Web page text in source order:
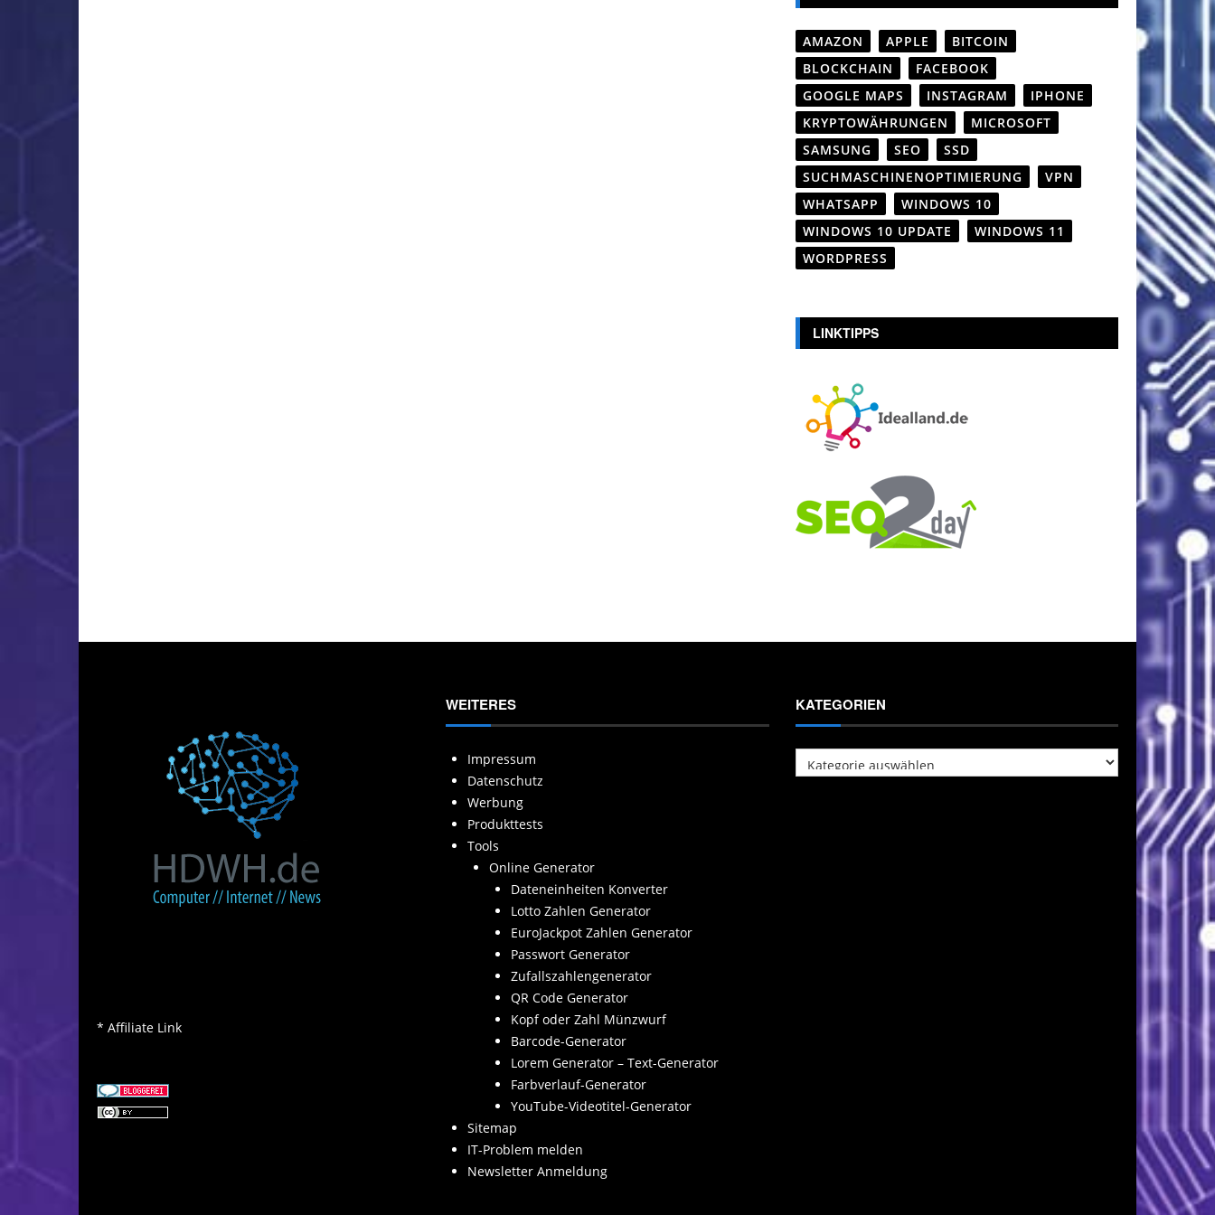
AMAZON APPLE
BITCOIN
BLOCKCHAIN
FACEBOOK
GOOGLE MAPS
INSTAGRAM
IPHONE
KRYPTOWÄHRUNGEN
MICROSOFT
SAMSUNG
SEO
SSD
SUCHMASCHINENOPTIMIERUNG
VPN
WHATSAPP
WINDOWS 10
WINDOWS 10 UPDATE
WINDOWS 11
WORDPRESS
LINKTIPPS
* Affiliate Link
WEITERES
Impressum
Datenschutz
Werbung
Produkttests
Tools
Online Generator
Dateneinheiten Konverter
Lotto Zahlen Generator
EuroJackpot Zahlen Generator
Passwort Generator
Zufallszahlengenerator
QR Code Generator
Kopf oder Zahl Münzwurf
Barcode-Generator
Lorem Generator – Text-Generator
Farbverlauf-Generator
YouTube-Videotitel-Generator
Sitemap
IT-Problem melden
Newsletter Anmeldung
KATEGORIEN
Kategorien